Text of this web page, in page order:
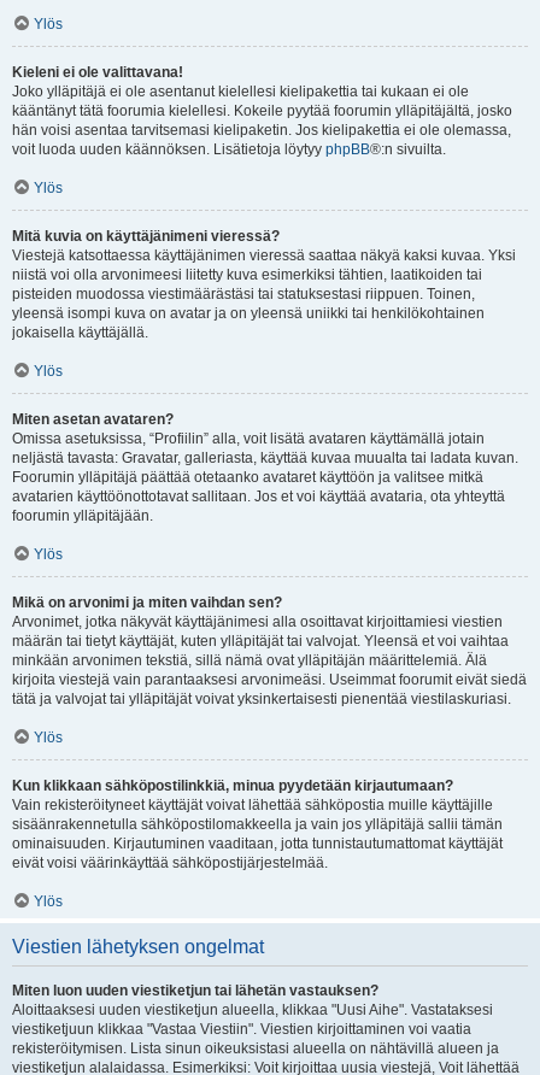
Ylös
Kieleni ei ole valittavana!
Joko ylläpitäjä ei ole asentanut kielellesi kielipakettia tai kukaan ei ole
kääntänyt tätä foorumia kielellesi. Kokeile pyytää foorumin ylläpitäjältä, josko
hän voisi asentaa tarvitsemasi kielipaketin. Jos kielipakettia ei ole olemassa,
voit luoda uuden käännöksen. Lisätietoja löytyy phpBB®:n sivuilta.
Ylös
Mitä kuvia on käyttäjänimeni vieressä?
Viestejä katsottaessa käyttäjänimen vieressä saattaa näkyä kaksi kuvaa. Yksi
niistä voi olla arvonimeesi liitetty kuva esimerkiksi tähtien, laatikoiden tai
pisteiden muodossa viestimäärästäsi tai statuksestasi riippuen. Toinen,
yleensä isompi kuva on avatar ja on yleensä uniikki tai henkilökohtainen
jokaisella käyttäjällä.
Ylös
Miten asetan avataren?
Omissa asetuksissa, “Profiilin” alla, voit lisätä avataren käyttämällä jotain
neljästä tavasta: Gravatar, galleriasta, käyttää kuvaa muualta tai ladata kuvan.
Foorumin ylläpitäjä päättää otetaanko avataret käyttöön ja valitsee mitkä
avatarien käyttöönottotavat sallitaan. Jos et voi käyttää avataria, ota yhteyttä
foorumin ylläpitäjään.
Ylös
Mikä on arvonimi ja miten vaihdan sen?
Arvonimet, jotka näkyvät käyttäjänimesi alla osoittavat kirjoittamiesi viestien
määrän tai tietyt käyttäjät, kuten ylläpitäjät tai valvojat. Yleensä et voi vaihtaa
minkään arvonimen tekstiä, sillä nämä ovat ylläpitäjän määrittelemiä. Älä
kirjoita viestejä vain parantaaksesi arvonimeäsi. Useimmat foorumit eivät siedä
tätä ja valvojat tai ylläpitäjät voivat yksinkertaisesti pienentää viestilaskuriasi.
Ylös
Kun klikkaan sähköpostilinkkiä, minua pyydetään kirjautumaan?
Vain rekisteröityneet käyttäjät voivat lähettää sähköpostia muille käyttäjille
sisäänrakennetulla sähköpostilomakkeella ja vain jos ylläpitäjä sallii tämän
ominaisuuden. Kirjautuminen vaaditaan, jotta tunnistautumattomat käyttäjät
eivät voisi väärinkäyttää sähköpostijärjestelmää.
Ylös
Viestien lähetyksen ongelmat
Miten luon uuden viestiketjun tai lähetän vastauksen?
Aloittaaksesi uuden viestiketjun alueella, klikkaa "Uusi Aihe". Vastataksesi
viestiketjuun klikkaa "Vastaa Viestiin". Viestien kirjoittaminen voi vaatia
rekisteröitymisen. Lista sinun oikeuksistasi alueella on nähtävillä alueen ja
viestiketjun alalaidassa. Esimerkiksi: Voit kirjoittaa uusia viestejä, Voit lähettää